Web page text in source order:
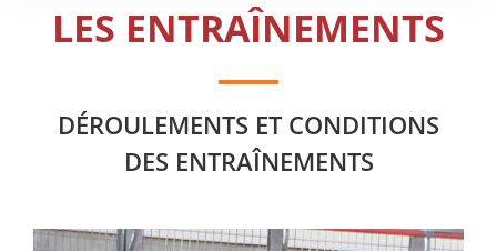
LES ENTRAÎNEMENTS
DÉROULEMENTS ET CONDITIONS
DES ENTRAÎNEMENTS